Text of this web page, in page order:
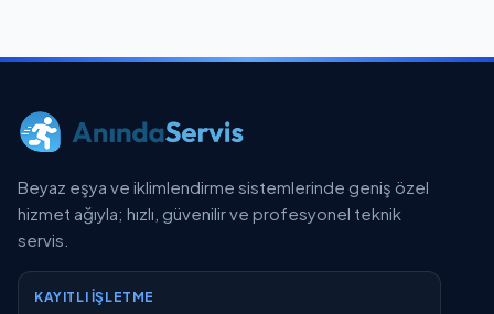
Beyaz eşya ve iklimlendirme sistemlerinde geniş özel
hizmet ağıyla; hızlı, güvenilir ve profesyonel teknik
servis.
KAYITLI İŞLETME